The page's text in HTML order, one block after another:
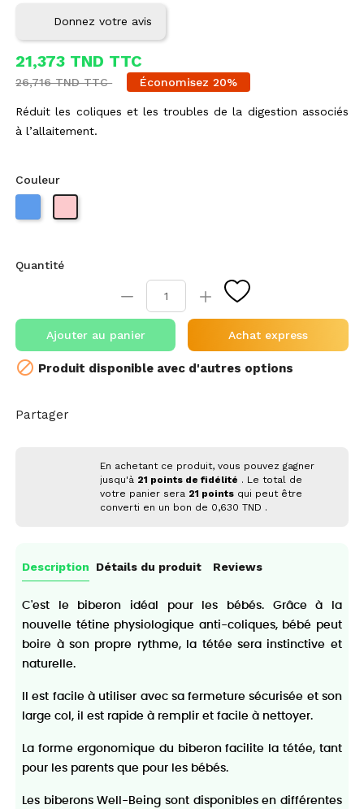
Donnez votre avis
21,373 TND TTC
26,716 TND TTC Économisez 20%
Réduit les coliques et les troubles de la digestion associés
à l’allaitement.
Couleur
Quantité
Ajouter au panier Achat express
 Produit disponible avec d'autres options
Partager
En achetant ce produit, vous pouvez gagner
jusqu'à 21 points de fidélité . Le total de
votre panier sera 21 points qui peut être
converti en un bon de 0,630 TND .
Description Détails du produit Reviews
C'est le biberon idéal pour les bébés. Grâce à la
nouvelle tétine physiologique anti-coliques, bébé peut
boire à son propre rythme, la tétée sera instinctive et
naturelle.
Il est facile à utiliser avec sa fermeture sécurisée et son
large col, il est rapide à remplir et facile à nettoyer.
La forme ergonomique du biberon facilite la tétée, tant
pour les parents que pour les bébés.
Les biberons Well-Being sont disponibles en différentes